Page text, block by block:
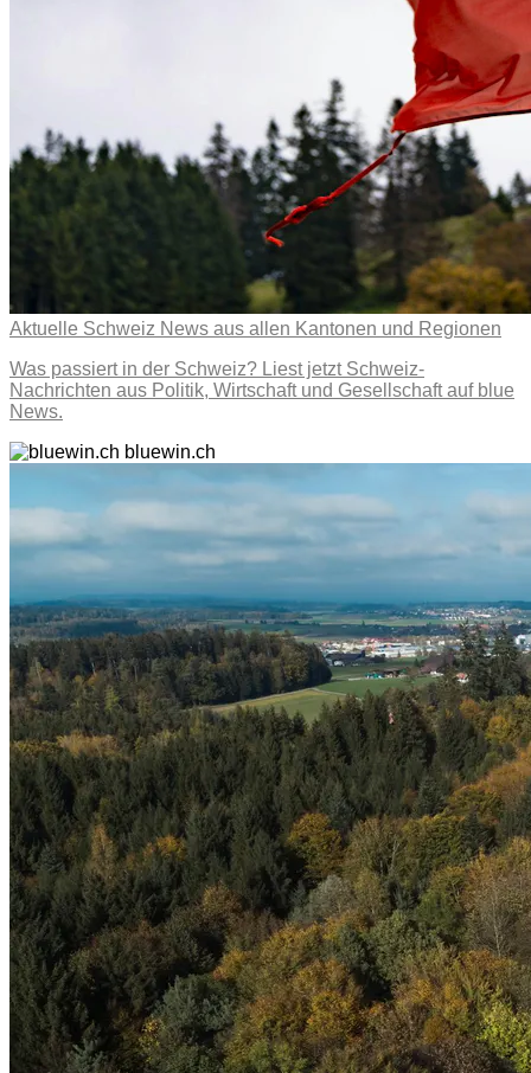
Aktuelle Schweiz News aus allen Kantonen und Regionen
Was passiert in der Schweiz? Liest jetzt Schweiz-
Nachrichten aus Politik, Wirtschaft und Gesellschaft auf blue
News.
bluewin.ch